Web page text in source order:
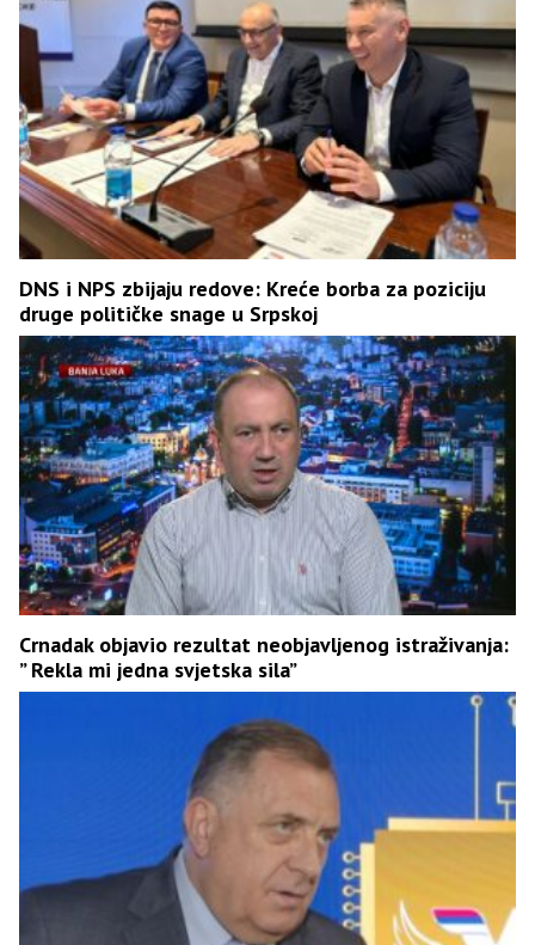
DNS i NPS zbijaju redove: Kreće borba za poziciju
druge političke snage u Srpskoj
Crnadak objavio rezultat neobjavljenog istraživanja:
” Rekla mi jedna svjetska sila”